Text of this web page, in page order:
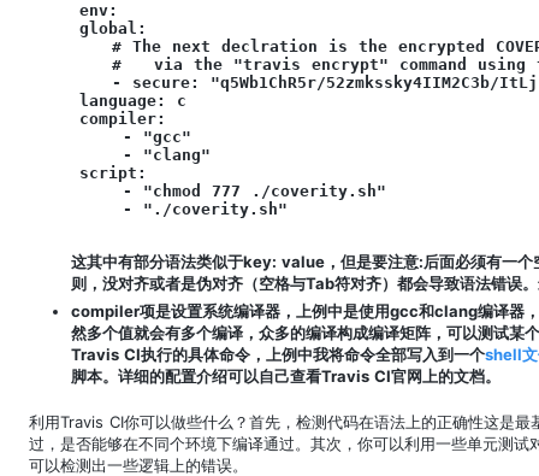
env:
global:
# The next declration is the encrypted
#   via the "travis encrypt" command using
- secure: "q5Wb1ChR5r/52zmkssky4IIM2C3b/
language: c
compiler:
- "gcc"
- "clang"
script:
- "chmod 777 ./coverity.sh"
- "./coverity.sh"
这其中有部分语法类似于key: value，但是要注意:后面必须有一
则，没对齐或者是伪对齐（空格与Tab符对齐）都会导致语法错误
compiler项是设置系统编译器，上例中是使用gcc和clang编译器
然多个值就会有多个编译，众多的编译构成编译矩阵，可以测试
Travis CI执行的具体命令，上例中我将命令全部写入到一个shell
脚本。详细的配置介绍可以自己查看Travis CI官网上的文档。
利用Travis CI你可以做些什么？首先，检测代码在语法上的正确性这是
过，是否能够在不同个环境下编译通过。其次，你可以利用一些单元测
可以检测出一些逻辑上的错误。